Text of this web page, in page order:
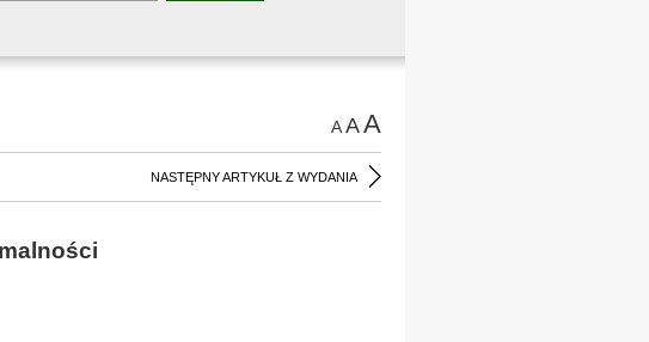
AAA
NASTĘPNY ARTYKUŁ Z WYDANIA